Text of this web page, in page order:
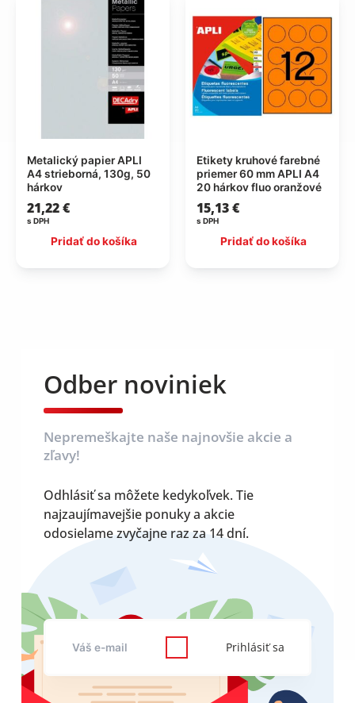
Metalický papier APLI
A4 strieborná, 130g, 50
hárkov
21,22€
s DPH
Pridať do košíka
Etikety kruhové farebné
priemer 60 mm APLI A4
20 hárkov fluo oranžové
15,13€
s DPH
Pridať do košíka
Odber noviniek
Nepremeškajte naše najnovšie akcie a
zľavy!
Odhlásiť sa môžete kedykoľvek. Tie
najzaujímavejšie ponuky a akcie
odosielame zvyčajne raz za 14 dní.
Prihlásiť sa